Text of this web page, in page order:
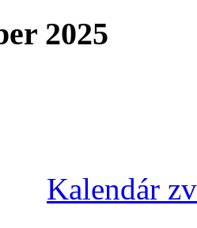
2025
Kalendár